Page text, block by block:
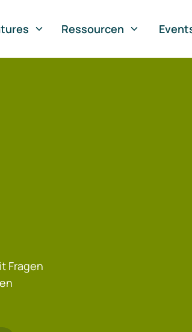
Ressourcen
Fragen